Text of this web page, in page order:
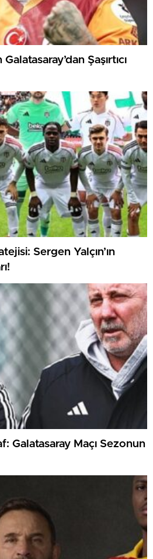
Galatasaray’dan Şaşırtıcı
Sergen Yalçın’ın
Galatasaray Maçı Sezonun